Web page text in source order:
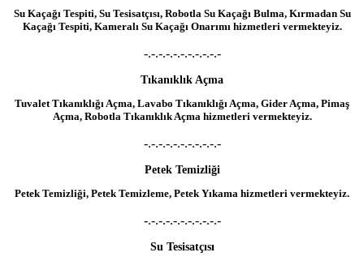
Su Kaçağı Tespiti, Su Tesisatçısı, Robotla Su Kaçağı Bulma, Kırmadan Su
Kaçağı Tespiti, Kameralı Su Kaçağı Onarımı hizmetleri vermekteyiz.
-.-.-.-.-.-.-.-.-.-.-
Tıkanıklık Açma
Tuvalet Tıkanıklığı Açma, Lavabo Tıkanıklığı Açma, Gider Açma, Pimaş
Açma, Robotla Tıkanıklık Açma hizmetleri vermekteyiz.
-.-.-.-.-.-.-.-.-.-.-
Petek Temizliği
Petek Temizliği, Petek Temizleme, Petek Yıkama hizmetleri vermekteyiz.
-.-.-.-.-.-.-.-.-.-.-
Su Tesisatçısı